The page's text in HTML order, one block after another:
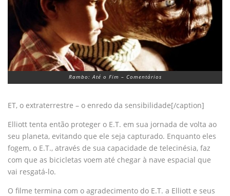
Rambo: Até o Fim – Comentários
ET, o extraterrestre – o enredo da sensibilidade[/caption]
Elliott tenta então proteger o E.T. em sua jornada de volta ao
seu planeta, evitando que ele seja capturado. Enquanto eles
fogem, o E.T., através de sua capacidade de telecinésia, faz
com que as bicicletas voem até chegar à nave espacial que
vai resgatá-lo.
O filme termina com o agradecimento do E.T. a Elliott e seus